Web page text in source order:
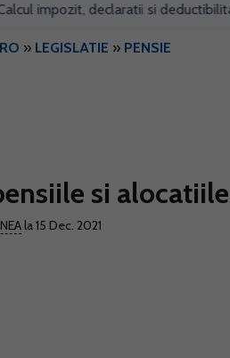
declaratii si deductibilitate •
» LEGISLATIE » PENSIE
si
la 15 Dec. 2021